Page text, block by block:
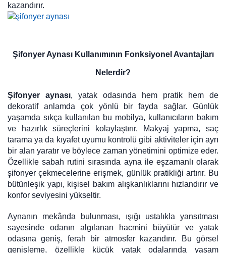
kazandırır.
Şifonyer Aynası Kullanımının Fonksiyonel Avantajları
Nelerdir?
Şifonyer aynası, yatak odasında hem pratik hem de
dekoratif anlamda çok yönlü bir fayda sağlar. Günlük
yaşamda sıkça kullanılan bu mobilya, kullanıcıların bakım
ve hazırlık süreçlerini kolaylaştırır. Makyaj yapma, saç
tarama ya da kıyafet uyumu kontrolü gibi aktiviteler için ayrı
bir alan yaratır ve böylece zaman yönetimini optimize eder.
Özellikle sabah rutini sırasında ayna ile eşzamanlı olarak
şifonyer çekmecelerine erişmek, günlük pratikliği artırır. Bu
bütünleşik yapı, kişisel bakım alışkanlıklarını hızlandırır ve
konfor seviyesini yükseltir.
Aynanın mekânda bulunması, ışığı ustalıkla yansıtması
sayesinde odanın algılanan hacmini büyütür ve yatak
odasına geniş, ferah bir atmosfer kazandırır. Bu görsel
genişleme, özellikle küçük yatak odalarında yaşam